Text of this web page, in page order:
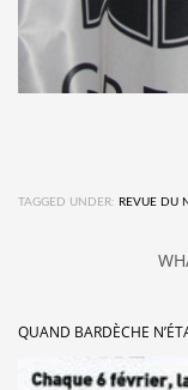
TAGGED UNDER: REVUE DU
QUAND BARDÈCHE